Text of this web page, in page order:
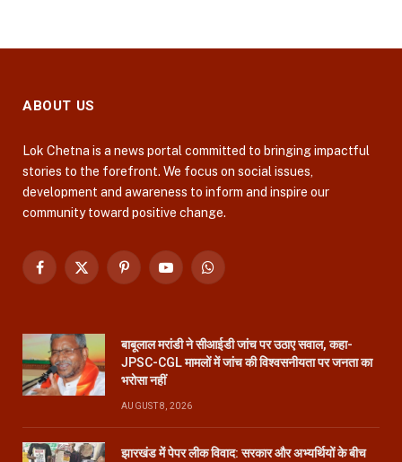
ABOUT US
Lok Chetna is a news portal committed to bringing impactful
stories to the forefront. We focus on social issues,
development and awareness to inform and inspire our
community toward positive change.
Facebook
X
PinterestYouTubeWhatsApp
बाबूलाल मरांडी ने सीआईडी जांच पर उठाए सवाल, कहा-
JPSC-CGL मामलों में जांच की विश्वसनीयता पर जनता का
भरोसा नहीं
AUGUST 8, 2026
झारखंड में पेपर लीक विवाद: सरकार और अभ्यर्थियों के बीच